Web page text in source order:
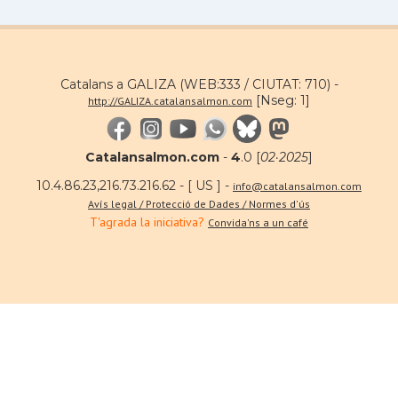
Catalans a GALIZA (WEB:333 / CIUTAT: 710) -
http://GALIZA.catalansalmon.com [Nseg: 1]
Catalansalmon.com - 4.0 [02·2025]
10.4.86.23,216.73.216.62 - [ US ] - info@catalansalmon.com
Avís legal / Protecció de Dades / Normes d'ús
T'agrada la iniciativa? Convida'ns a un café